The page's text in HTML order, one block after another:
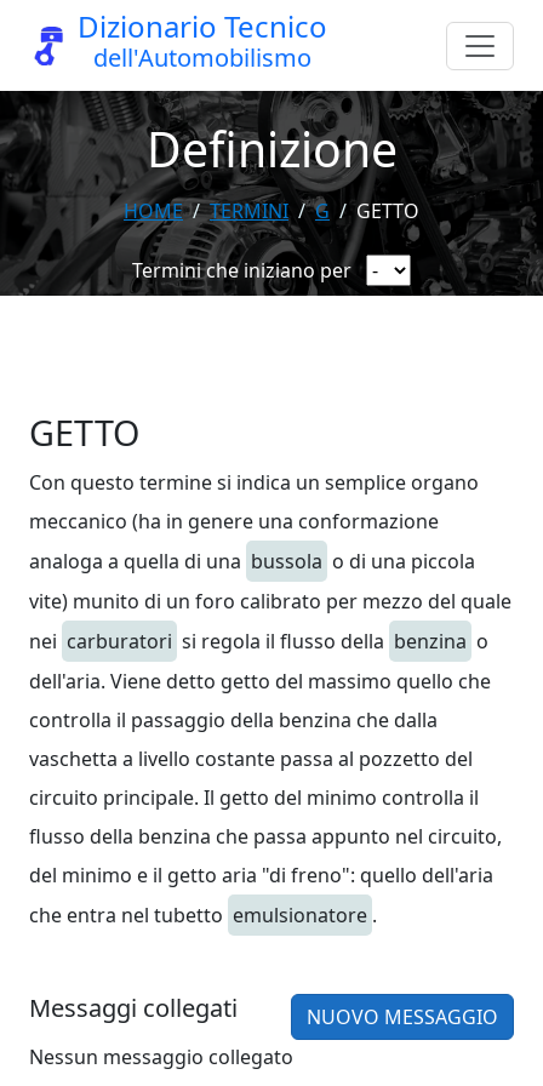
Dizionario Tecnico
dell'Automobilismo
Definizione
HOME TERMINI G GETTO
Termini che iniziano per
GETTO
Con questo termine si indica un semplice organo
meccanico (ha in genere una conformazione
analoga a quella di una bussola o di una piccola
vite) munito di un foro calibrato per mezzo del quale
nei carburatori si regola il flusso della benzina o
dell'aria. Viene detto getto del massimo quello che
controlla il passaggio della benzina che dalla
vaschetta a livello costante passa al pozzetto del
circuito principale. Il getto del minimo controlla il
flusso della benzina che passa appunto nel circuito,
del minimo e il getto aria "di freno": quello dell'aria
che entra nel tubetto emulsionatore .
Messaggi collegati
NUOVO MESSAGGIO
Nessun messaggio collegato